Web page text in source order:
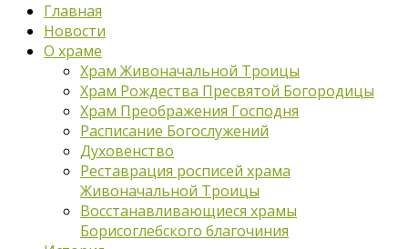
Главная
Новости
О храме
Храм Живоначальной Троицы
Храм Рождества Пресвятой Богородицы
Храм Преображения Господня
Расписание Богослужений
Духовенство
Реставрация росписей храма
Живоначальной Троицы
Восстанавливающиеся храмы
Борисоглебского благочиния